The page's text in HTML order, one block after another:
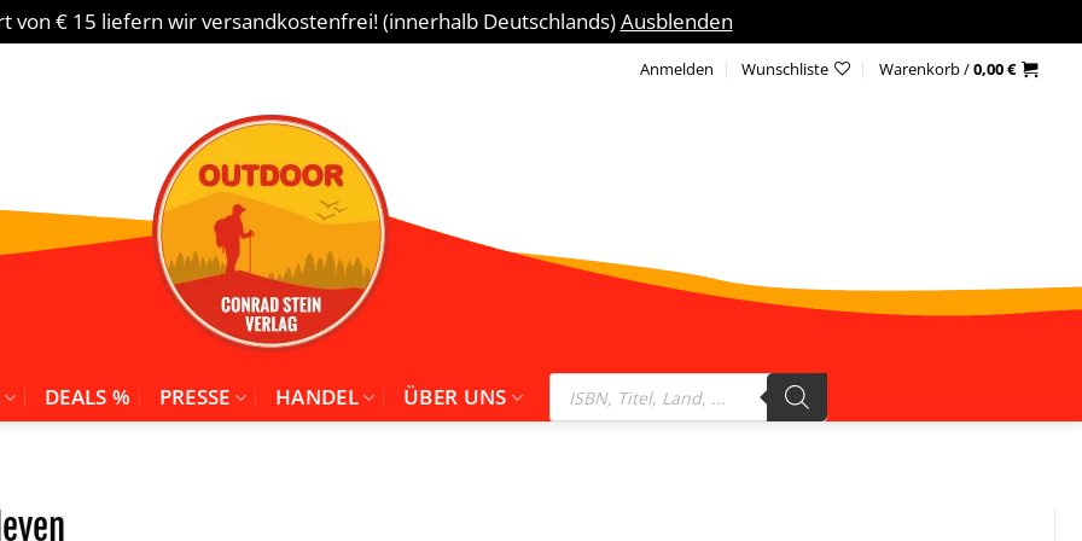
von € 15 liefern wir versandkostenfrei! (innerhalb Deutschlands)Ausblenden
Anmelden Wunschliste Warenkorb /0,00€
DEALS % PRESSE HANDEL ÜBER UNS
Products
search